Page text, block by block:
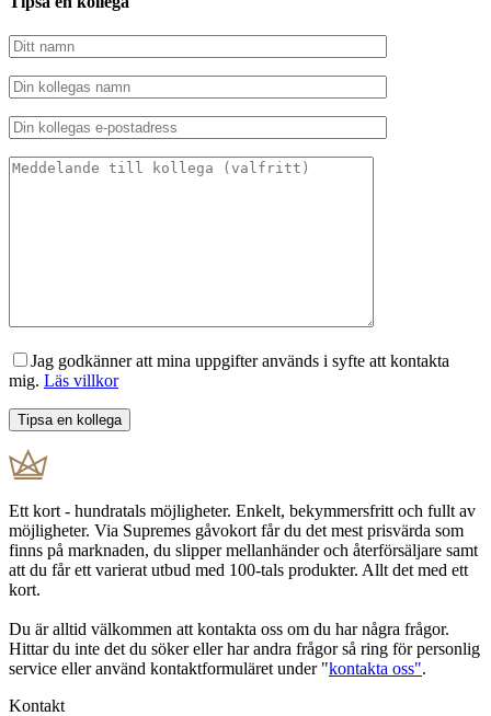
Jag godkänner att mina uppgifter används i syfte att kontakta
mig. Läs villkor
Ett kort - hundratals möjligheter. Enkelt, bekymmersfritt och fullt av
möjligheter. Via Supremes gåvokort får du det mest prisvärda som
finns på marknaden, du slipper mellanhänder och återförsäljare samt
att du får ett varierat utbud med 100-tals produkter. Allt det med ett
kort.
Du är alltid välkommen att kontakta oss om du har några frågor.
Hittar du inte det du söker eller har andra frågor så ring för personlig
service eller använd kontaktformuläret under "kontakta oss".
Kontakt